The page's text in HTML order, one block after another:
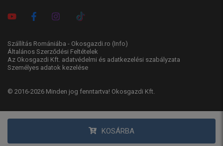
KOSÁRBA
Szállítás Romániába - Okosgazdi.ro (Info)
Általános Szerződési Feltételek
Az Okosgazdi Kft. adatvédelmi és adatkezelési szabályzata
Személyes adatok kezelése
© 2016-2026 Minden jog fenntartva! Okosgazdi Kft.